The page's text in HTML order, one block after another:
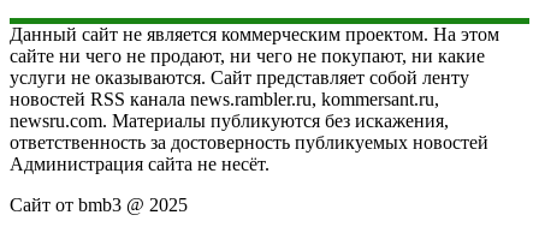
Данный сайт не является коммерческим проектом. На этом
сайте ни чего не продают, ни чего не покупают, ни какие
услуги не оказываются. Сайт представляет собой ленту
новостей RSS канала news.rambler.ru, kommersant.ru,
newsru.com. Материалы публикуются без искажения,
ответственность за достоверность публикуемых новостей
Администрация сайта не несёт.
Сайт от bmb3 @ 2025